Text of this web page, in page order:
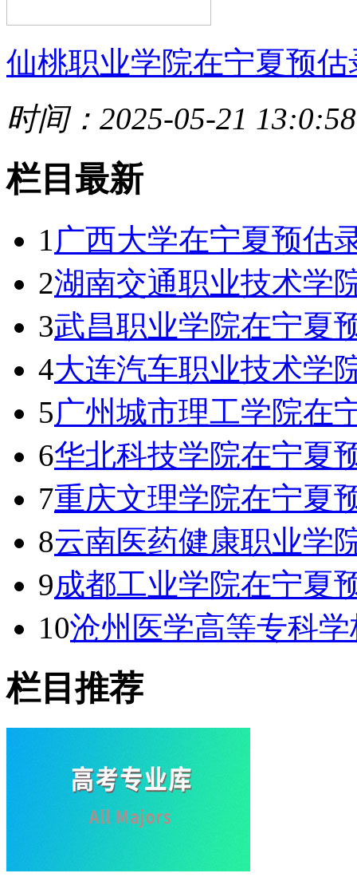
仙桃职业学院在宁夏预估
时间：2025-05-21 13:0:58
栏目最新
1广西大学在宁夏预估
2湖南交通职业技术学
3武昌职业学院在宁夏
4大连汽车职业技术学
5广州城市理工学院在
6华北科技学院在宁夏
7重庆文理学院在宁夏
8云南医药健康职业学
9成都工业学院在宁夏
10沧州医学高等专科
栏目推荐